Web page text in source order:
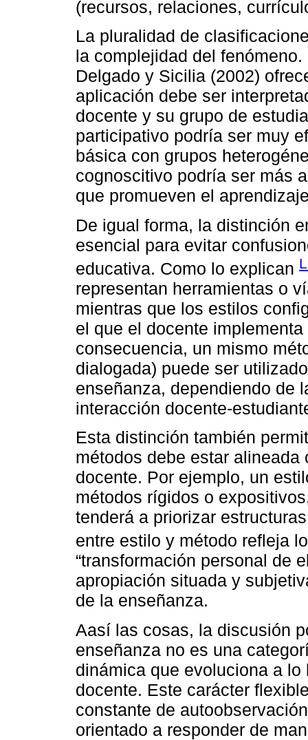
(recursos, relaciones,
La pluralidad de
la complejidad del
Delgado y Sicilia (2002)
aplicación debe ser
docente y su grupo de
participativo podría ser muy
básica con grupos
cognoscitivo podría ser más
que promueven el
De igual forma, la distinción
esencial para evitar
educativa. Como lo explican
representan herramientas o
mientras que los estilos
el que el docente
consecuencia, un mismo
dialogada) puede ser
enseñanza, dependiendo de
interacción docente-
Esta distinción también
métodos debe estar
docente. Por ejemplo, un
métodos rígidos o
tenderá a priorizar
entre estilo y método refleja
“transformación personal de
apropiación situada y
de la enseñanza.
Aasí las cosas, la discusión
enseñanza no es una
dinámica que evoluciona a
docente. Este carácter
constante de
orientado a responder de